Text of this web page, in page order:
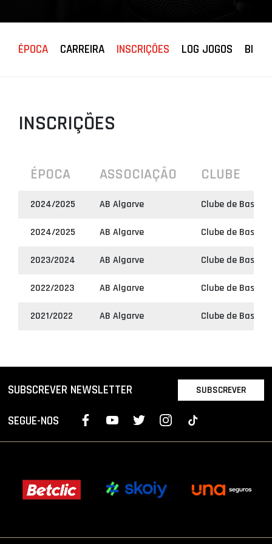
LIGA BETCLIC
MASCULINA
ÉPOCA CARREIRA INSCRIÇÕES LOG JOGOS
INSCRIÇÕES
ÉPOCA ASSOCIAÇÃO CLUBE
2024/2025 AB Algarve Clube de
2024/2025 AB Algarve Clube de
2023/2024 AB Algarve Clube de
2022/2023 AB Algarve Clube de
2021/2022 AB Algarve Clube de
SUBSCREVER NEWSLETTER SUBSCREVER
SEGUE-NOS